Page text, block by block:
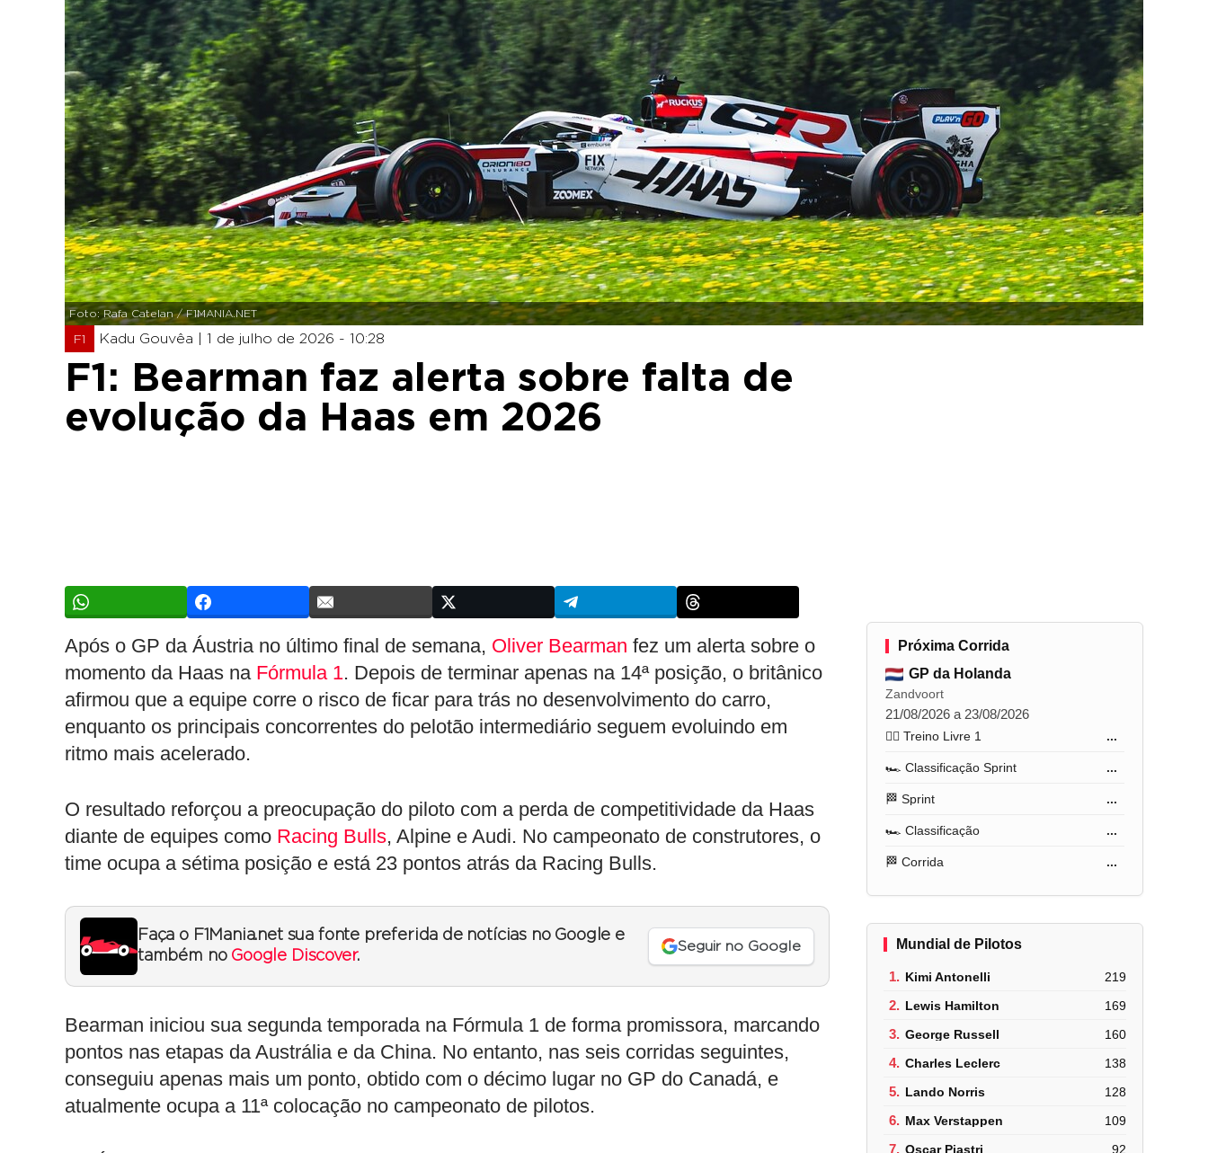
Foto: Rafa Catelan / F1MANIA.NET
F1 Kadu Gouvêa | 1 de julho de 2026 - 10:28
F1: Bearman faz alerta sobre falta de
evolução da Haas em 2026
Após o GP da Áustria no último final de semana, Oliver Bearman fez um alerta sobre o
momento da Haas na Fórmula 1. Depois de terminar apenas na 14ª posição, o britânico
afirmou que a equipe corre o risco de ficar para trás no desenvolvimento do carro,
enquanto os principais concorrentes do pelotão intermediário seguem evoluindo em
ritmo mais acelerado.
O resultado reforçou a preocupação do piloto com a perda de competitividade da Haas
diante de equipes como Racing Bulls, Alpine e Audi. No campeonato de construtores, o
time ocupa a sétima posição e está 23 pontos atrás da Racing Bulls.
Faça o F1Mania.net sua fonte preferida de notícias no Google e
também no Google Discover.
Seguir no Google
Bearman iniciou sua segunda temporada na Fórmula 1 de forma promissora, marcando
pontos nas etapas da Austrália e da China. No entanto, nas seis corridas seguintes,
conseguiu apenas mais um ponto, obtido com o décimo lugar no GP do Canadá, e
atualmente ocupa a 11ª colocação no campeonato de pilotos.
Próxima Corrida
GP da Holanda
Zandvoort
21/08/2026 a 23/08/2026
🏋️‍♂️ Treino Livre 1 ...
🏎️ Classificação Sprint ...
🏁 Sprint ...
🏎️ Classificação ...
🏁 Corrida ...
Mundial de Pilotos
1. Kimi Antonelli 219
2. Lewis Hamilton 169
3. George Russell 160
4. Charles Leclerc 138
5. Lando Norris 128
6. Max Verstappen 109
7. Oscar Piastri 92